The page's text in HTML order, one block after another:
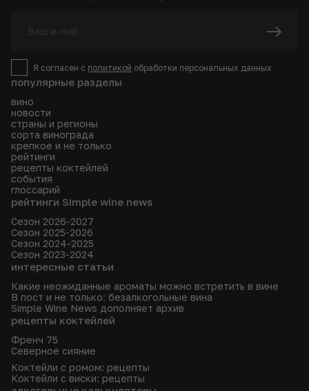
популярные разделы
вино
новости
страны и регионы
сорта винограда
крепкое и не только
рейтинги
рецепты коктейлей
события
глоссарий
рейтинги Simple wine news
Сезон 2026-2027
Сезон 2025-2026
Сезон 2024-2025
Сезон 2023-2024
интересные статьи
Какие неожиданные ароматы можно встретить в вине
В пост и не только: безалкогольные вина
Simple Wine News дополняет архив
рецепты коктейлей
Френч 75
Северное сияние
Коктейли с ромом: рецепты
Коктейли с виски: рецепты
Я согласен с политикой обработки персональных данных